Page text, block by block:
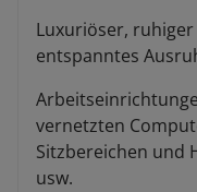
Luxuriöser,
entspanntes
vernetzten
Sitzbereichen und
usw.